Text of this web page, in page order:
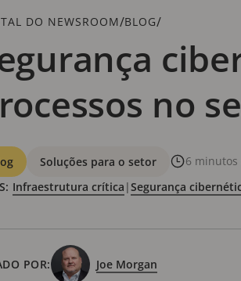
DO NEWSROOM/BLOG/
no
Soluções para o setor
6
Infraestrutura crítica |Segurança
POR: Joe Morgan